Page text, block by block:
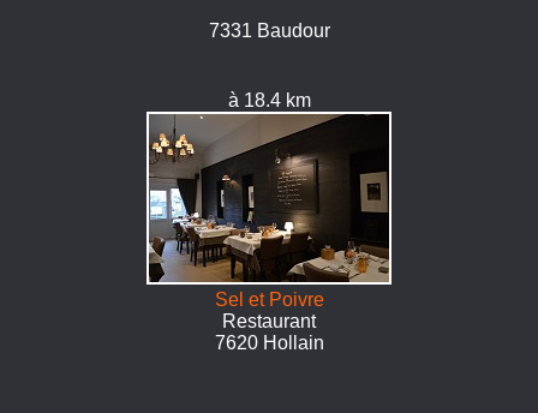
7331 Baudour
à 18.4 km
Sel et Poivre
Restaurant
7620 Hollain